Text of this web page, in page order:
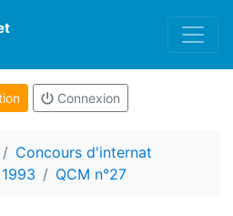
Connexion
Concours d'internat
1993 QCM n°27